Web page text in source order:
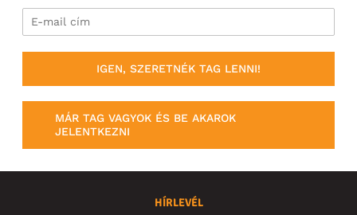
IGEN, SZERETNÉK TAG LENNI!
MÁR TAG VAGYOK ÉS BE AKAROK
JELENTKEZNI
HÍRLEVÉL